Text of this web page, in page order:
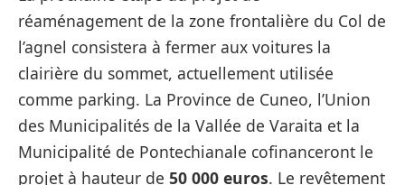
réaménagement de la zone frontalière du Col de
l’agnel consistera à fermer aux voitures la
clairière du sommet, actuellement utilisée
comme parking. La Province de Cuneo, l’Union
des Municipalités de la Vallée de Varaita et la
Municipalité de Pontechianale cofinanceront le
projet à hauteur de 50 000 euros. Le revêtement